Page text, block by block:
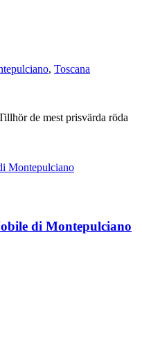
, Toscana
de mest prisvärda röda
di Montepulciano